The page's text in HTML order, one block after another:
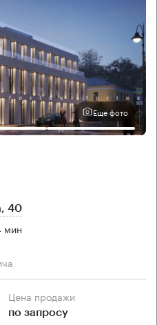
Еще фото
40
мин
Цена продажи
по запросу